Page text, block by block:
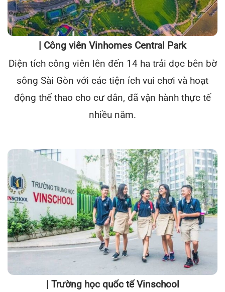
| Công viên Vinhomes Central Park
Diện tích công viên lên đến 14 ha trải dọc bên bờ
sông Sài Gòn với các tiện ích vui chơi và hoạt
động thể thao cho cư dân, đã vận hành thực tế
nhiều năm.
| Trường học quốc tế Vinschool